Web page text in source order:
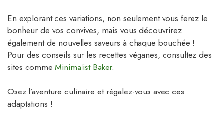
En explorant ces variations, non seulement vous ferez le
bonheur de vos convives, mais vous découvrirez
également de nouvelles saveurs à chaque bouchée !
Pour des conseils sur les recettes véganes, consultez des
sites comme Minimalist Baker.
Osez l’aventure culinaire et régalez-vous avec ces
adaptations !